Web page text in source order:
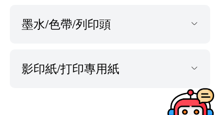
墨水/色帶/列印頭
影印紙/打印專用紙